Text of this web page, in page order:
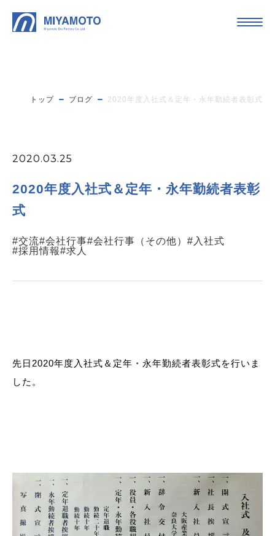
トップ ブログ 2020年度入社式＆定年・永年勤続者表彰式
2020.03.25
2020年度入社式＆定年・永年勤続者表彰
式
#交流#会社行事#会社行事（その他） #入社式
#採用情報#求人
先日2020年度入社式＆定年・永年勤続者表彰式を行いま
した。